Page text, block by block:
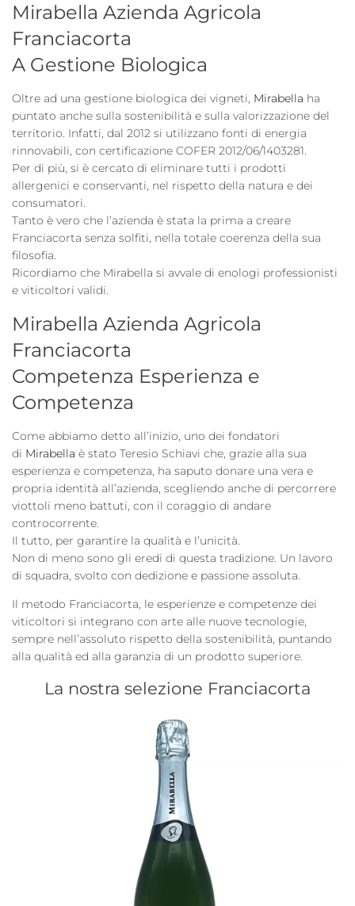
Mirabella Azienda Agricola
Franciacorta
A Gestione Biologica
Oltre ad una gestione biologica dei vigneti, Mirabella ha
puntato anche sulla sostenibilità e sulla valorizzazione del
territorio. Infatti, dal 2012 si utilizzano fonti di energia
rinnovabili, con certificazione COFER 2012/06/1403281.
Per di più, si è cercato di eliminare tutti i prodotti
allergenici e conservanti, nel rispetto della natura e dei
consumatori.
Tanto è vero che l’azienda è stata la prima a creare
Franciacorta senza solfiti, nella totale coerenza della sua
filosofia.
Ricordiamo che Mirabella si avvale di enologi professionisti
e viticoltori validi.
Mirabella Azienda Agricola
Franciacorta
Competenza Esperienza e
Competenza
Come abbiamo detto all’inizio, uno dei fondatori
di Mirabella è stato Teresio Schiavi che, grazie alla sua
esperienza e competenza, ha saputo donare una vera e
propria identità all’azienda, scegliendo anche di percorrere
viottoli meno battuti, con il coraggio di andare
controcorrente.
Il tutto, per garantire la qualità e l’unicità.
Non di meno sono gli eredi di questa tradizione. Un lavoro
di squadra, svolto con dedizione e passione assoluta.
Il metodo Franciacorta, le esperienze e competenze dei
viticoltori si integrano con arte alle nuove tecnologie,
sempre nell’assoluto rispetto della sostenibilità, puntando
alla qualità ed alla garanzia di un prodotto superiore.
La nostra selezione Franciacorta